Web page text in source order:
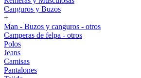
Canguros y Buzos
+
Man - Buzos y canguros - otros
Camperas de felpa - otros
Polos
Jeans
Camisas
Pantalones